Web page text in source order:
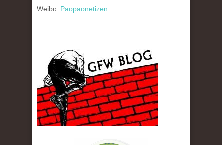
Weibo: Paopaonetizen
gfw_blog_small.jpg